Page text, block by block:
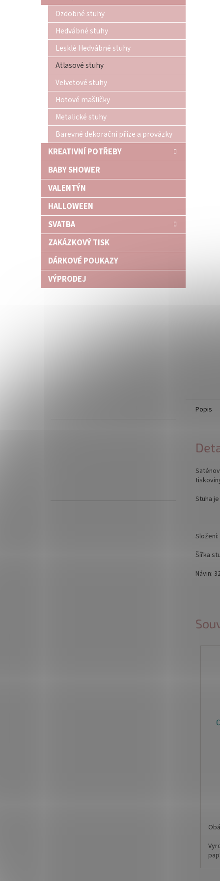
n
Ozdobné stuhy
Hedvábné stuhy
Lesklé Hedvábné stuhy
Atlasové stuhy
Velvetové stuhy
Hotové mašličky
Metalické stuhy
Barevné dekorační příze a provázky
KREATIVNÍ POTŘEBY
BABY SHOWER
VALENTÝN
HALLOWEEN
SVATBA
ZAKÁZKOVÝ TISK
DÁRKOVÉ POUKAZY
VÝPRODEJ
Popis
Stuha
Šířka
Návin: